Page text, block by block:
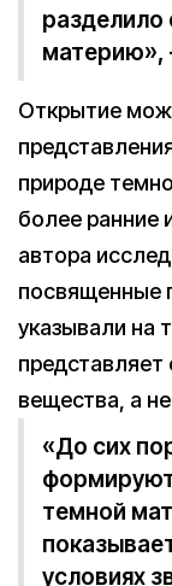
материю»,
Открытие
природе
более ранние
автора
посвященные
указывали на
вещества, а
«До сих
темной
условиях